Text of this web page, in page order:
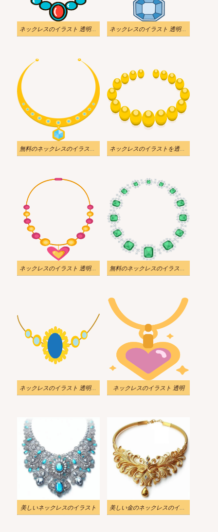
ネックレスのイラスト 透明 無料 ネックレスのイラスト 透明 無料 2
無料のネックレスのイラスト 透明 ネックレスのイラストを透明にダウンロード
ネックレスのイラスト 透明背景をダウンロード 無料のネックレスのイラスト 透明な背景
ネックレスのイラスト 透明な背景 ネックレスのイラスト 透明
美しいネックレスのイラスト 美しい金のネックレスのイラスト